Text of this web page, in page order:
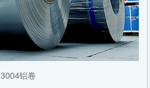
3004铝卷